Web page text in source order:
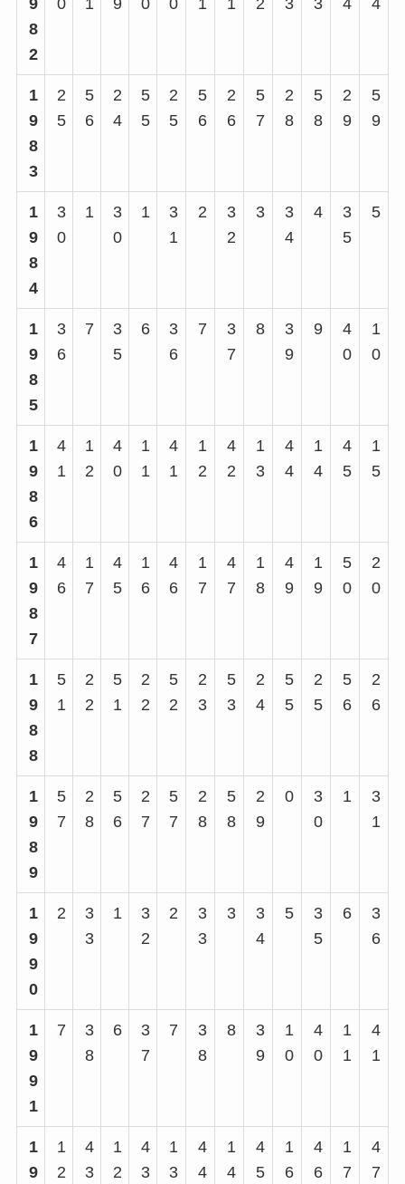
8
2
1
9
8
3
2
5
5
6
2
4
5
5
2
5
5
6
2
6
5
7
2
8
5
8
2
9
5
9
1
9
8
4
3
0
1
3
0
1
3
1
2
3
2
3
3
4
4
3
5
5
1
9
8
5
3
6
7
3
5
6
3
6
7
3
7
8
3
9
9
4
0
1
0
1
9
8
6
4
1
1
2
4
0
1
1
4
1
1
2
4
2
1
3
4
4
1
4
4
5
1
5
1
9
8
7
4
6
1
7
4
5
1
6
4
6
1
7
4
7
1
8
4
9
1
9
5
0
2
0
1
9
8
8
5
1
2
2
5
1
2
2
5
2
2
3
5
3
2
4
5
5
2
5
5
6
2
6
1
9
8
9
5
7
2
8
5
6
2
7
5
7
2
8
5
8
2
9
0
3
0
1
3
1
1
9
9
0
2
3
3
1
3
2
2
3
3
3
3
4
5
3
5
6
3
6
1
9
9
1
7
3
8
6
3
7
7
3
8
8
3
9
1
0
4
0
1
1
4
1
1
9
1
2
4
3
1
2
4
3
1
3
4
4
1
4
4
5
1
6
4
6
1
7
4
7